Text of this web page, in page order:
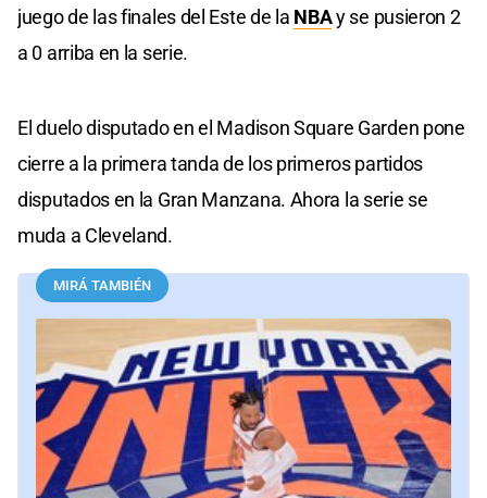
juego de las finales del Este de la NBAy se pusieron 2
a 0 arriba en la serie.
El duelo disputado en el Madison Square Garden pone
cierre a la primera tanda de los primeros partidos
disputados en la Gran Manzana. Ahora la serie se
muda a Cleveland.
MIRÁ TAMBIÉN